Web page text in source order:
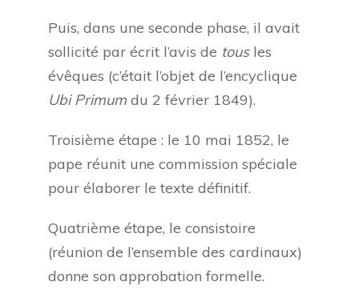
Puis, dans une seconde phase, il avait
sollicité par écrit l’avis de tousles
évêques (c’était l’objet de l’encyclique
Ubi Primum du 2 février 1849).
Troisième étape : le 10 mai 1852, le
pape réunit une commission spéciale
pour élaborer le texte définitif.
Quatrième étape, le consistoire
(réunion de l’ensemble des cardinaux)
donne son approbation formelle.